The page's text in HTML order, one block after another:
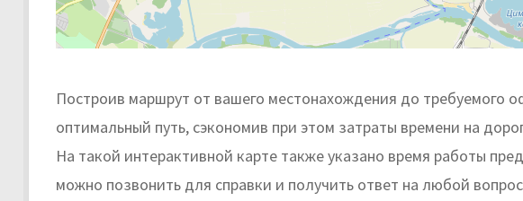
Построив маршрут от вашего местонахождения до требуемого
оптимальный путь, сэкономив при этом затраты времени на
На такой интерактивной карте также указано время работы
можно позвонить для справки и получить ответ на любой